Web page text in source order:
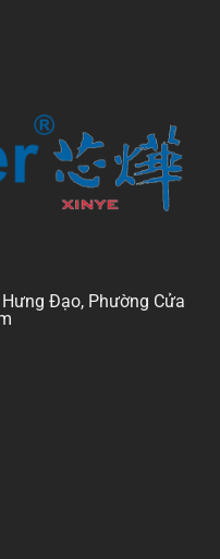
Đạo, Phường Cửa